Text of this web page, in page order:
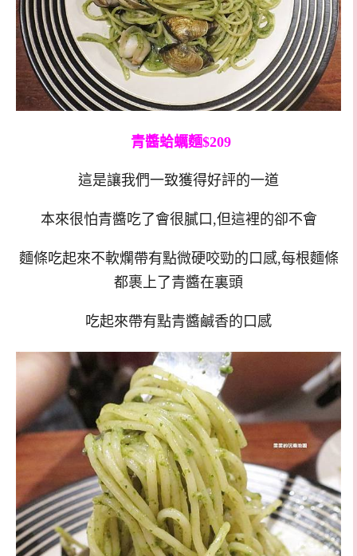
青醬蛤蠣麵$209
這是讓我們一致獲得好評的一道
本來很怕青醬吃了會很膩口,但這裡的卻不會
麵條吃起來不軟爛帶有點微硬咬勁的口感,每根麵條
都裹上了青醬在裏頭
吃起來帶有點青醬鹹香的口感